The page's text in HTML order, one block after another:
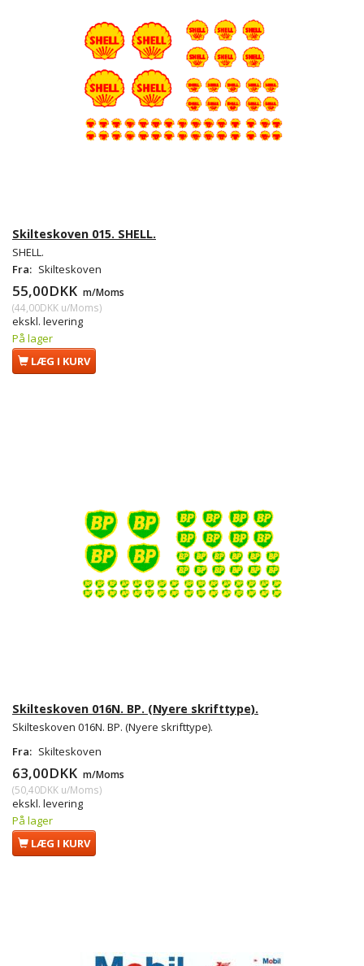
Skilteskoven 015. SHELL.
SHELL.
Fra: Skilteskoven
55,00DKK m/Moms
(44,00DKK u/Moms)
ekskl. levering
På lager
LÆG I KURV
Skilteskoven 016N. BP. (Nyere skrifttype).
Skilteskoven 016N. BP. (Nyere skrifttype).
Fra: Skilteskoven
63,00DKK m/Moms
(50,40DKK u/Moms)
ekskl. levering
På lager
LÆG I KURV